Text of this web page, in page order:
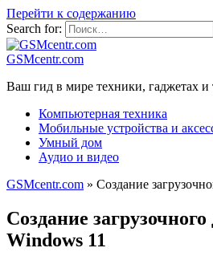
Перейти к содержанию
Search for:
GSMcentr.com
Ваш гид в мире техники, гаджетах и
Компьютерная техника
Мобильные устройства и
Умный дом
Аудио и видео
GSMcentr.com » Создание
Создание
Windows 11